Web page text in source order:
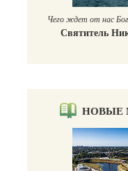
Чего ждет от нас
Святитель
НОВЫЕ